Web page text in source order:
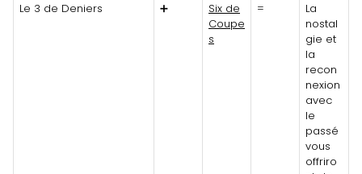
Le 3 de Deniers
➕
Six de
Coupe
s
=
La
nostal
gie et
la
recon
nexion
avec
le
passé
vous
offriro